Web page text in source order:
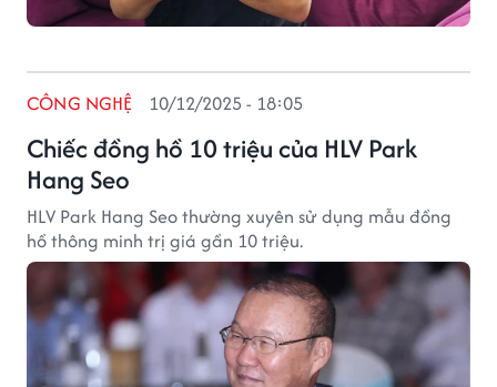
Chiếc đồng hồ 10 triệu của HLV Park
Hang Seo
CÔNG NGHỆ 10/12/2025 - 18:05
HLV Park Hang Seo thường xuyên sử dụng mẫu đồng
hồ thông minh trị giá gần 10 triệu.